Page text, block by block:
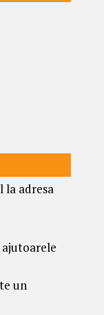
la adresa
un